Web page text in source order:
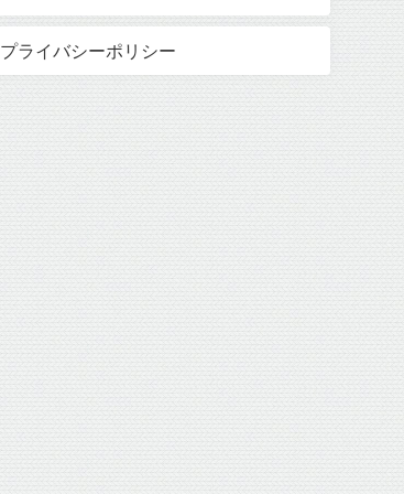
プライバシーポリシー